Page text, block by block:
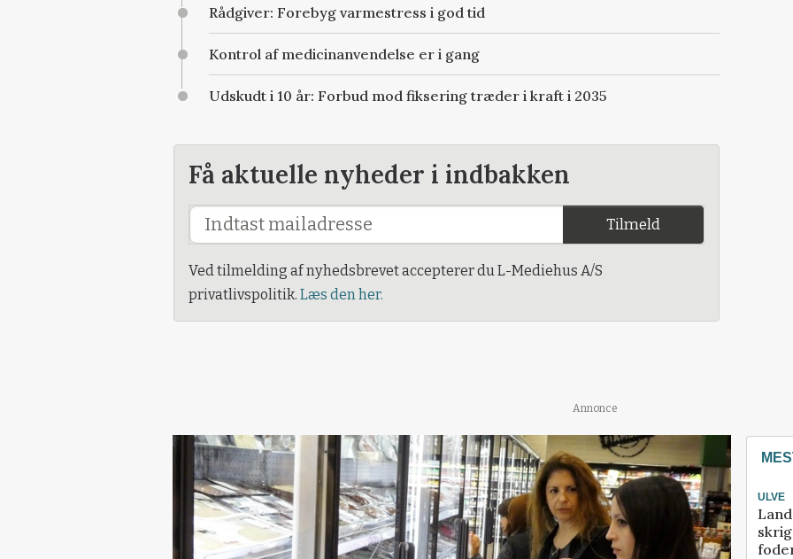
Rådgiver: Forebyg varmestress i god tid
Kontrol af medicinanvendelse er i gang
Udskudt i 10 år: Forbud mod fiksering træder i kraft i 2035
Få aktuelle nyheder i indbakken
Tilmeld
Ved tilmelding af nyhedsbrevet accepterer du L-Mediehus A/S
privatlivspolitik. Læs den her.
Annonce
ULVE